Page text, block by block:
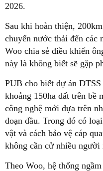
2026.
Sau khi hoàn thiện,
chuyển nước thải đến
Woo chia sẻ điều khiến
này là không biết sẽ gặp
PUB cho biết dự án
khoảng 150ha đất trên bề
công nghệ mới dựa trên
đoạn đầu. Trong đó có
vật và cách bảo vệ cáp
không cần cử nhiều người
Theo Woo, hệ thống